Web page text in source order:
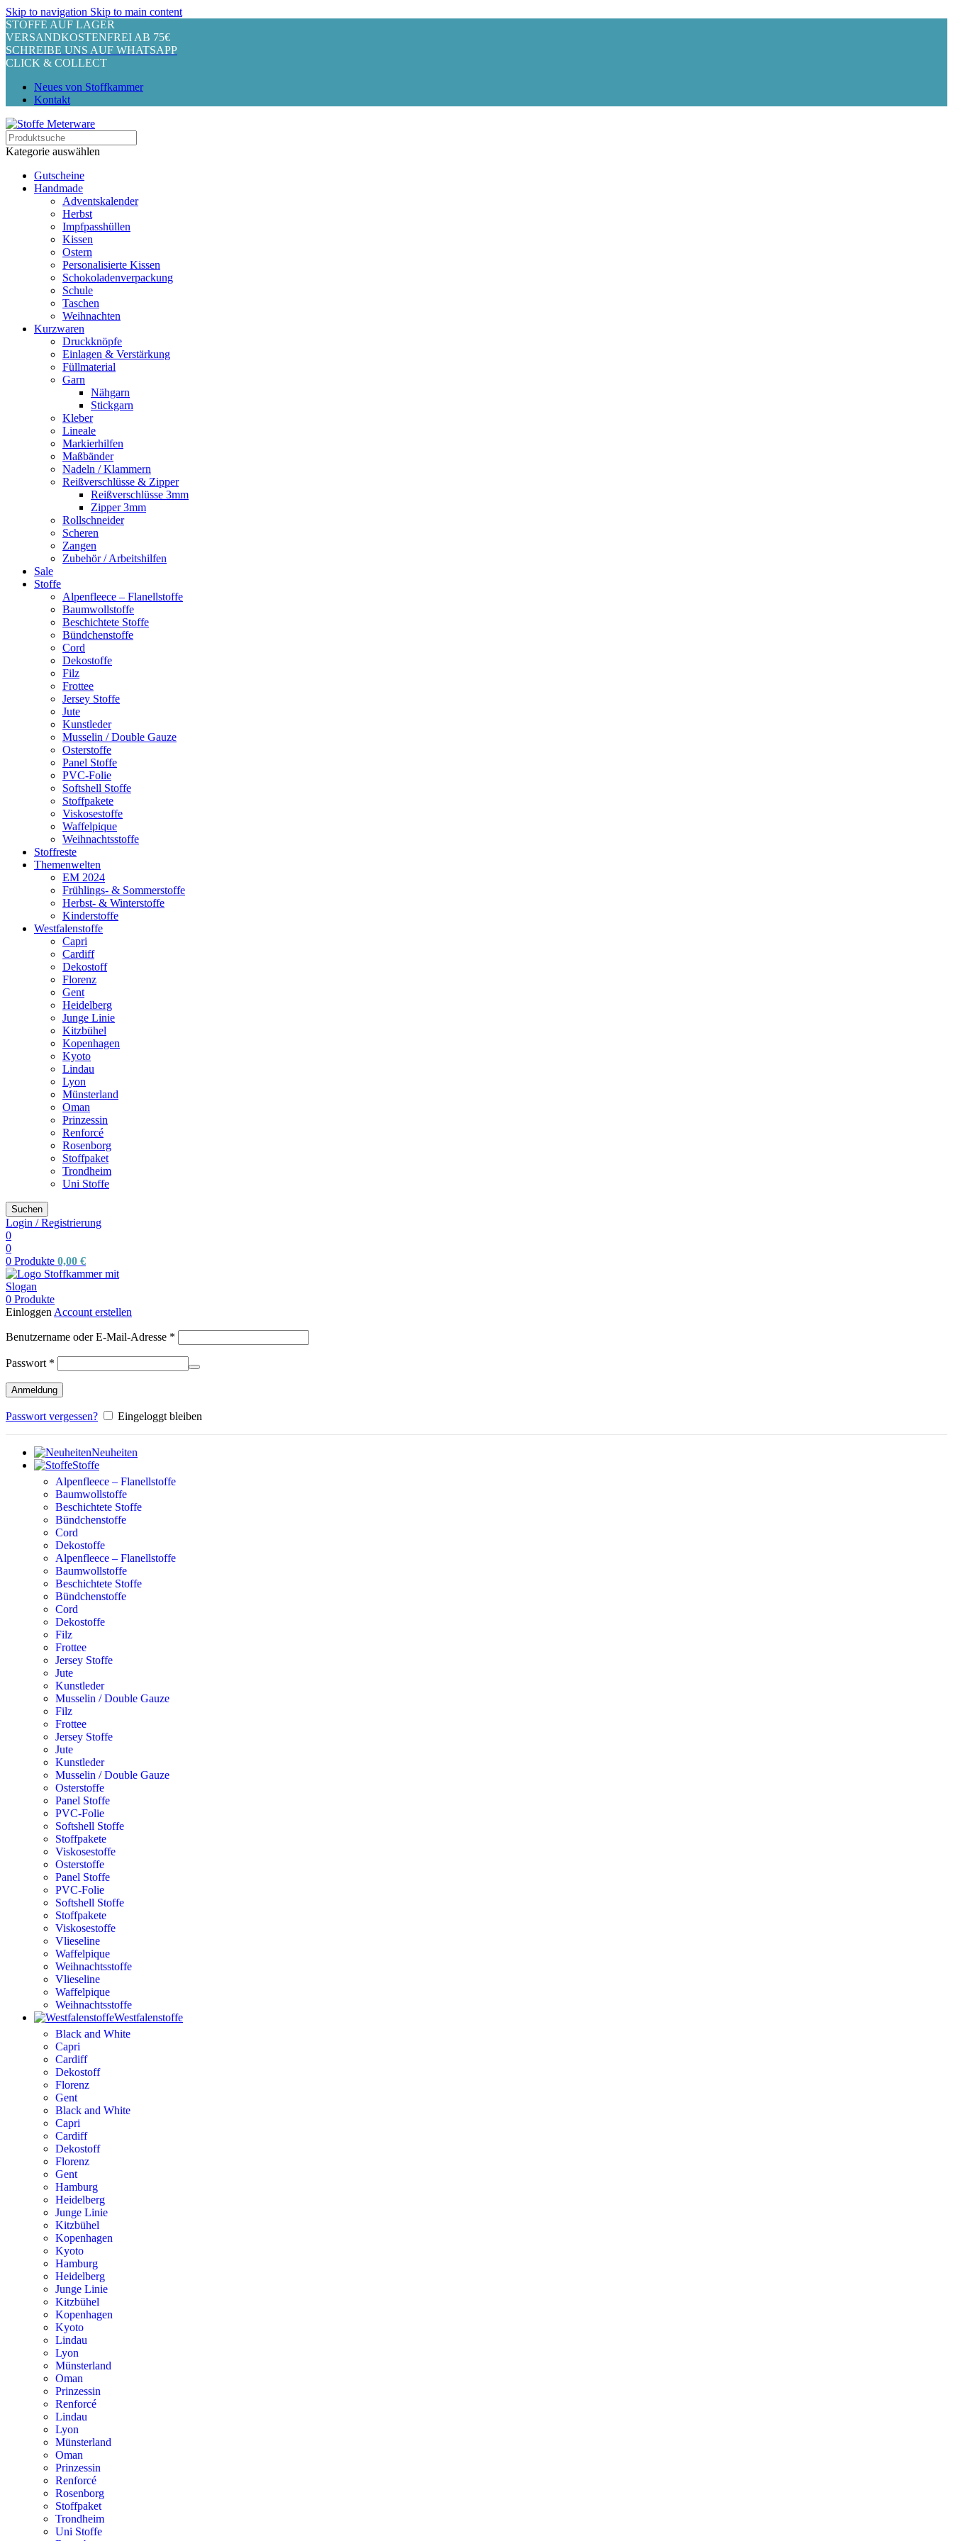
Skip to navigation Skip to main content
STOFFE AUF LAGER
VERSANDKOSTENFREI AB 75€
SCHREIBE UNS AUF WHATSAPP
CLICK & COLLECT
Neues von Stoffkammer
Kontakt
Kategorie auswählen
Gutscheine
Handmade
Adventskalender
Herbst
Impfpasshüllen
Kissen
Ostern
Personalisierte Kissen
Schokoladenverpackung
Schule
Taschen
Weihnachten
Kurzwaren
Druckknöpfe
Einlagen & Verstärkung
Füllmaterial
Garn
Nähgarn
Stickgarn
Kleber
Lineale
Markierhilfen
Maßbänder
Nadeln / Klammern
Reißverschlüsse & Zipper
Reißverschlüsse 3mm
Zipper 3mm
Rollschneider
Scheren
Zangen
Zubehör / Arbeitshilfen
Sale
Stoffe
Alpenfleece – Flanellstoffe
Baumwollstoffe
Beschichtete Stoffe
Bündchenstoffe
Cord
Dekostoffe
Filz
Frottee
Jersey Stoffe
Jute
Kunstleder
Musselin / Double Gauze
Osterstoffe
Panel Stoffe
PVC-Folie
Softshell Stoffe
Stoffpakete
Viskosestoffe
Waffelpique
Weihnachtsstoffe
Stoffreste
Themenwelten
EM 2024
Frühlings- & Sommerstoffe
Herbst- & Winterstoffe
Kinderstoffe
Westfalenstoffe
Capri
Cardiff
Dekostoff
Florenz
Gent
Heidelberg
Junge Linie
Kitzbühel
Kopenhagen
Kyoto
Lindau
Lyon
Münsterland
Oman
Prinzessin
Renforcé
Rosenborg
Stoffpaket
Trondheim
Uni Stoffe
Suchen
Login / Registrierung
0
0
0 Produkte 0,00 €
0 Produkte
Einloggen Account erstellen
Benutzername oder E-Mail-Adresse *
Passwort *
Anmeldung
Passwort vergessen? Eingeloggt bleiben
Neuheiten
Stoffe
Alpenfleece – Flanellstoffe
Baumwollstoffe
Beschichtete Stoffe
Bündchenstoffe
Cord
Dekostoffe
Alpenfleece – Flanellstoffe
Baumwollstoffe
Beschichtete Stoffe
Bündchenstoffe
Cord
Dekostoffe
Filz
Frottee
Jersey Stoffe
Jute
Kunstleder
Musselin / Double Gauze
Filz
Frottee
Jersey Stoffe
Jute
Kunstleder
Musselin / Double Gauze
Osterstoffe
Panel Stoffe
PVC-Folie
Softshell Stoffe
Stoffpakete
Viskosestoffe
Osterstoffe
Panel Stoffe
PVC-Folie
Softshell Stoffe
Stoffpakete
Viskosestoffe
Vlieseline
Waffelpique
Weihnachtsstoffe
Vlieseline
Waffelpique
Weihnachtsstoffe
Westfalenstoffe
Black and White
Capri
Cardiff
Dekostoff
Florenz
Gent
Black and White
Capri
Cardiff
Dekostoff
Florenz
Gent
Hamburg
Heidelberg
Junge Linie
Kitzbühel
Kopenhagen
Kyoto
Hamburg
Heidelberg
Junge Linie
Kitzbühel
Kopenhagen
Kyoto
Lindau
Lyon
Münsterland
Oman
Prinzessin
Renforcé
Lindau
Lyon
Münsterland
Oman
Prinzessin
Renforcé
Rosenborg
Stoffpaket
Trondheim
Uni Stoffe